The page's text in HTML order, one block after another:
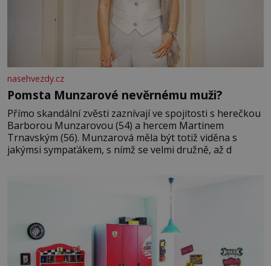
nasehvezdy.cz
Pomsta Munzarové nevěrnému muži?
Přímo skandální zvěsti zaznívají ve spojitosti s herečkou
Barborou Munzarovou (54) a hercem Martinem
Trnavským (56). Munzarová měla být totiž viděna s
jakýmsi sympaťákem, s nímž se velmi družně, až d